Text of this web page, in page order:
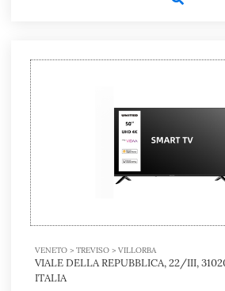
VENETO > TREVISO > VILLORBA
VIALE DELLA REPUBBLICA, 22/III,
ITALIA